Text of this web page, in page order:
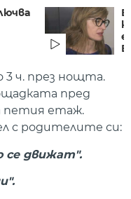
ч. през нощта.
пред
петия етаж.
с родителите си:
се движат".